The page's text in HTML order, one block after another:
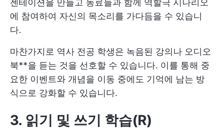
젠테이션을 만들고 동료들과 함께 역할극 시나리오
에 참여하여 자신의 목소리를 가다듬을 수 있습니
다.
마찬가지로 역사 전공 학생은 녹음된 강의나 오디오
북**을 듣는 것을 선호할 수 있습니다. 이를 통해 중
요한 이벤트와 개념을 이동 중에도 기억에 남는 방
식으로 강화할 수 있습니다.
3. 읽기 및 쓰기 학습(R)